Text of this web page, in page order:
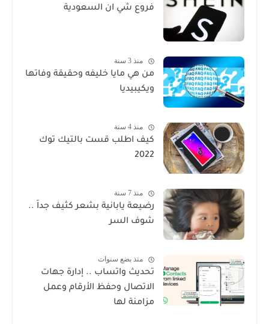
فروع شي ان السعودية
منذ 3 سنة
من هي مايا خليفه وحقيقة وفاتها
ويكيبيديا
منذ 4 سنة
كيف اطلب قست بالتيك توك
2022
منذ 7 سنة
رضيعة يابانية بشعر كثيف جداً ..
شوف السر
منذ بضع سنوات
تحديث واتساب .. إدارة جهات
الاتصال وحفظ الأرقام وعمل
مزامنة لها